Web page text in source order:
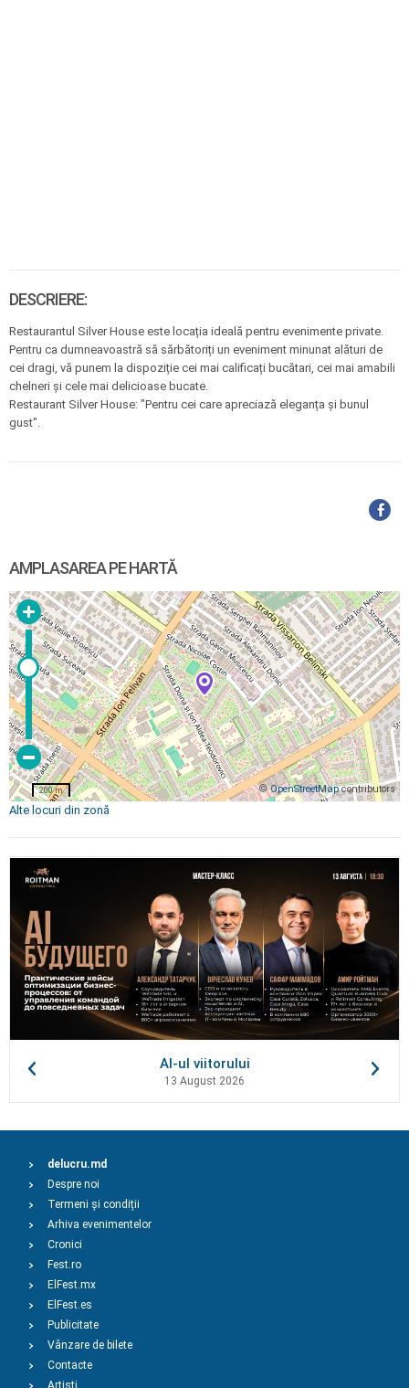
DESCRIERE:
Restaurantul Silver House este locația ideală pentru evenimente private.
Pentru ca dumneavoastră să sărbătoriți un eveniment minunat alături de
cei dragi, vă punem la dispoziție cei mai calificați bucătari, cei mai amabili
chelneri și cele mai delicioase bucate.
Restaurant Silver House: "Pentru cei care apreciază eleganța și bunul
gust".
AMPLASAREA PE HARTĂ
©OpenStreetMapcontributors
200 m
Alte locuri din zonă
AI-ul viitorului
13 August 2026
delucru.md
Despre noi
Termeni și condiții
Arhiva evenimentelor
Cronici
Fest.ro
ElFest.mx
ElFest.es
Publicitate
Vânzare de bilete
Contacte
Artiști